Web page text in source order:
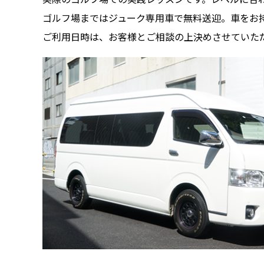
ゴルフ場まではジューク専用車で無料送迎。車を
ご利用日時は、お客様とご相談の上決めさせてい